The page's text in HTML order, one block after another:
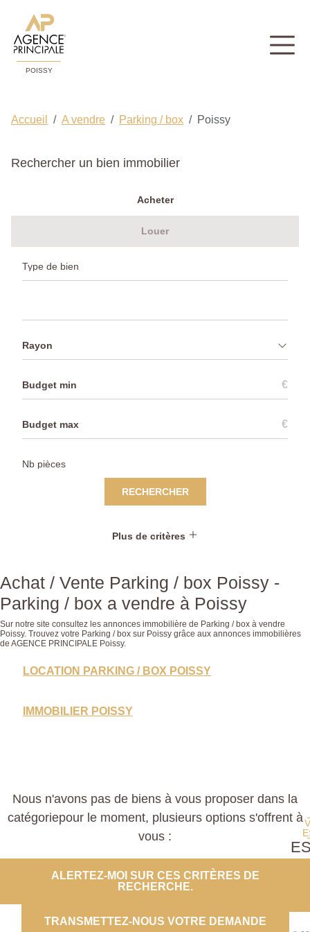
POISSY
Accueil A vendre Parking / box Poissy
Rechercher un bien immobilier
Acheter
Louer
Rayon
€
€
RECHERCHER
Plus de critères
Achat / Vente Parking / box Poissy -
Parking / box a vendre à Poissy
Sur notre site consultez les annonces immobilière de Parking / box à vendre
Poissy. Trouvez votre Parking / box sur Poissy grâce aux annonces immobilières
de AGENCE PRINCIPALE Poissy.
LOCATION PARKING / BOX POISSY
IMMOBILIER POISSY
Nous n'avons pas de biens à vous proposer dans la
catégoriepour le moment, plusieurs options s'offrent à
vous :
ALERTEZ-MOI SUR CES CRITÈRES DE
RECHERCHE.
TRANSMETTEZ-NOUS VOTRE DEMANDE